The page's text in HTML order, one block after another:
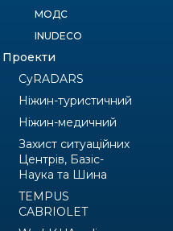
МОДС
INUDECO
Проекти
CyRADARS
Ніжин-туристичний
Ніжин-медичний
Захист ситуаційних
Центрів, Базіс-
Наука та Шина
TEMPUS
CABRIOLET